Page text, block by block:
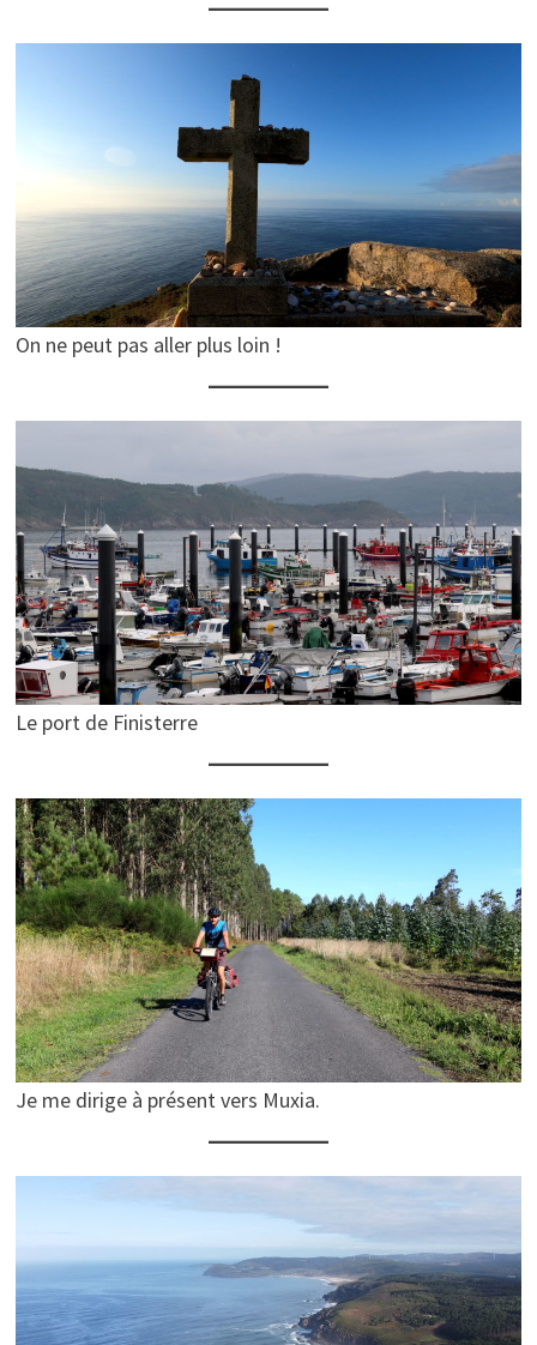
On ne peut pas aller plus loin !
Le port de Finisterre
Je me dirige à présent vers Muxia.